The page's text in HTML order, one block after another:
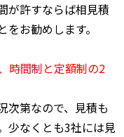
が許すならば相見積
お勧めします。
時間制と定額制の2
次第なので、見積も
少なくとも3社には見